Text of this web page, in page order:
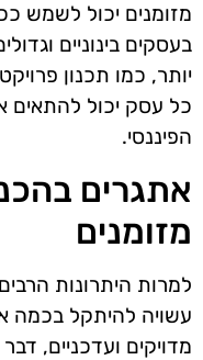
מזומנים יכול לשמש
בעסקים בינוניים
יותר, כמו תכנון
כל עסק יכול להתאים
הפיננסי.
אתגרים
מזומנים
למרות היתרונות
עשויה להיתקל בכמה
מדויקים ועדכניים,